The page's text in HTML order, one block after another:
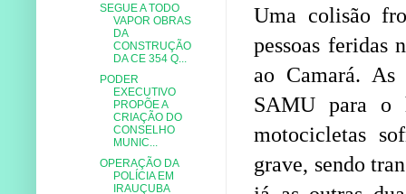
Uma colisão
pessoas feridas
ao Camará. As
SAMU para o
motocicletas
grave, sendo
SEGUE A TODO
VAPOR OBRAS
DA
CONSTRUÇÃO
DA CE 354 Q...
PODER
EXECUTIVO
PROPÕE A
CRIAÇÃO DO
CONSELHO
MUNIC...
OPERAÇÃO DA
POLÍCIA EM
IRAUÇUBA